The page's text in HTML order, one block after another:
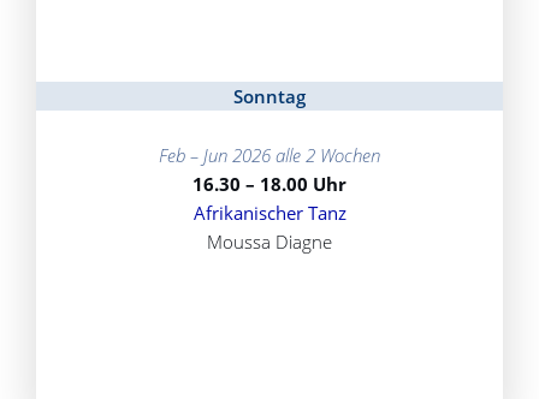
Sonntag
Feb – Jun 2026 alle 2 Wochen
16.30 – 18.00 Uhr
Afrikanischer Tanz
Moussa Diagne